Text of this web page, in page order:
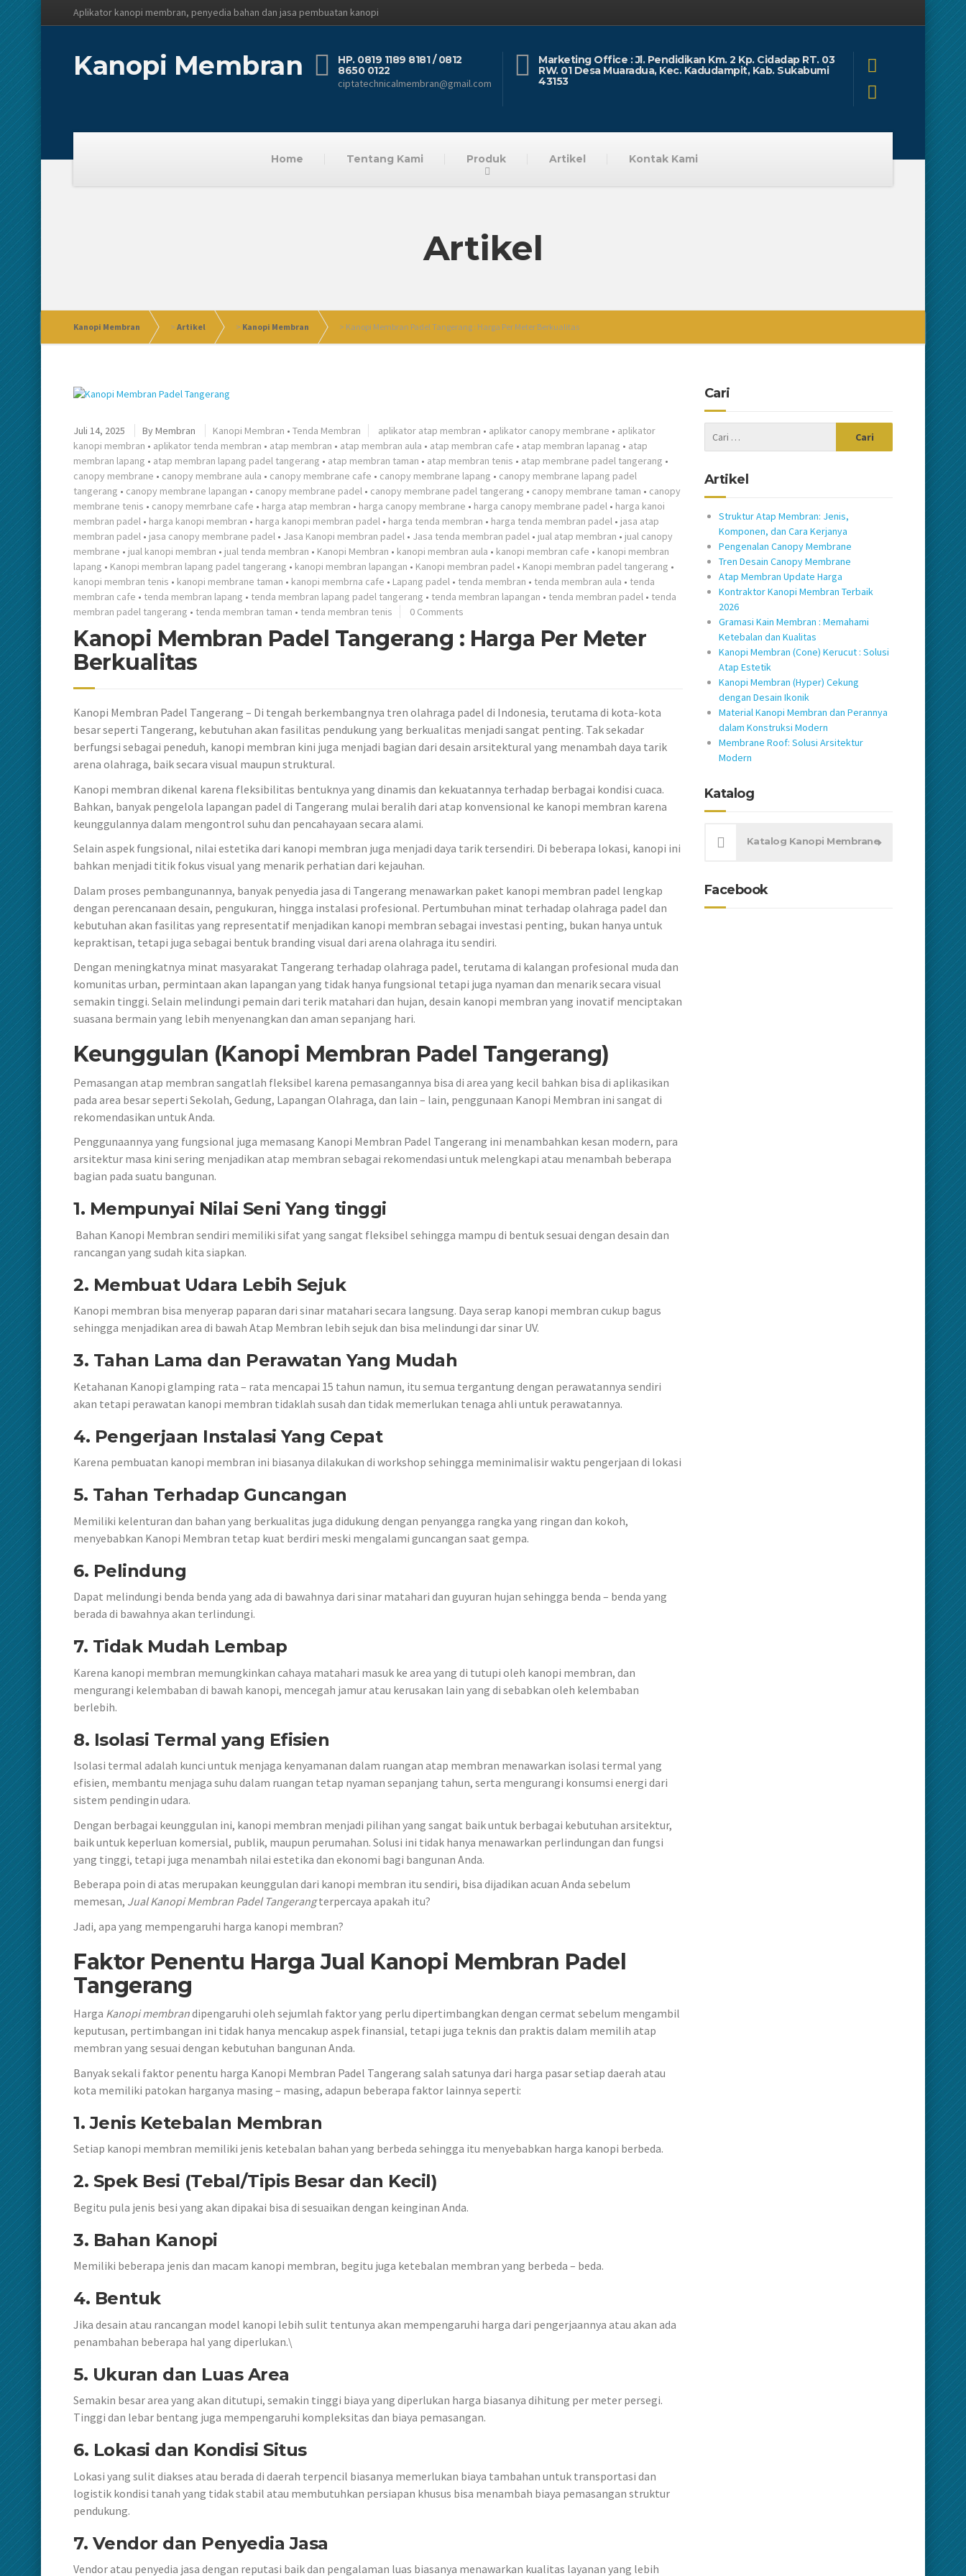
Aplikator kanopi membran, penyedia bahan dan jasa pembuatan kanopi
Kanopi Membran
HP. 0819 1189 8181 / 0812
8650 0122
ciptatechnicalmembran@gmail.com
Marketing Office : Jl. Pendidikan Km. 2 Kp. Cidadap RT. 03
RW. 01 Desa Muaradua, Kec. Kadudampit, Kab. Sukabumi
43153
Home Tentang Kami Produk Artikel Kontak Kami
Artikel
Kanopi Membran > Artikel > Kanopi Membran > Kanopi Membran Padel Tangerang : Harga Per Meter Berkualitas
Juli 14, 2025 ByMembran Kanopi Membran • Tenda Membran aplikator atap membran • aplikator canopy membrane • aplikator
kanopi membran • aplikator tenda membran • atap membran • atap membran aula • atap membran cafe • atap membran lapanag • atap
membran lapang • atap membran lapang padel tangerang • atap membran taman • atap membran tenis • atap membrane padel tangerang •
canopy membrane • canopy membrane aula • canopy membrane cafe • canopy membrane lapang • canopy membrane lapang padel
tangerang • canopy membrane lapangan • canopy membrane padel • canopy membrane padel tangerang • canopy membrane taman • canopy
membrane tenis • canopy memrbane cafe • harga atap membran • harga canopy membrane • harga canopy membrane padel • harga kanoi
membran padel • harga kanopi membran • harga kanopi membran padel • harga tenda membran • harga tenda membran padel • jasa atap
membran padel • jasa canopy membrane padel • Jasa Kanopi membran padel • Jasa tenda membran padel • jual atap membran • jual canopy
membrane • jual kanopi membran • jual tenda membran • Kanopi Membran • kanopi membran aula • kanopi membran cafe • kanopi membran
lapang • Kanopi membran lapang padel tangerang • kanopi membran lapangan • Kanopi membran padel • Kanopi membran padel tangerang •
kanopi membran tenis • kanopi membrane taman • kanopi membrna cafe • Lapang padel • tenda membran • tenda membran aula • tenda
membran cafe • tenda membran lapang • tenda membran lapang padel tangerang • tenda membran lapangan • tenda membran padel • tenda
membran padel tangerang • tenda membran taman • tenda membran tenis 0 Comments
Kanopi Membran Padel Tangerang : Harga Per Meter
Berkualitas
Kanopi Membran Padel Tangerang – Di tengah berkembangnya tren olahraga padel di Indonesia, terutama di kota-kota
besar seperti Tangerang, kebutuhan akan fasilitas pendukung yang berkualitas menjadi sangat penting. Tak sekadar
berfungsi sebagai peneduh, kanopi membran kini juga menjadi bagian dari desain arsitektural yang menambah daya tarik
arena olahraga, baik secara visual maupun struktural.
Kanopi membran dikenal karena fleksibilitas bentuknya yang dinamis dan kekuatannya terhadap berbagai kondisi cuaca.
Bahkan, banyak pengelola lapangan padel di Tangerang mulai beralih dari atap konvensional ke kanopi membran karena
keunggulannya dalam mengontrol suhu dan pencahayaan secara alami.
Selain aspek fungsional, nilai estetika dari kanopi membran juga menjadi daya tarik tersendiri. Di beberapa lokasi, kanopi ini
bahkan menjadi titik fokus visual yang menarik perhatian dari kejauhan.
Dalam proses pembangunannya, banyak penyedia jasa di Tangerang menawarkan paket kanopi membran padel lengkap
dengan perencanaan desain, pengukuran, hingga instalasi profesional. Pertumbuhan minat terhadap olahraga padel dan
kebutuhan akan fasilitas yang representatif menjadikan kanopi membran sebagai investasi penting, bukan hanya untuk
kepraktisan, tetapi juga sebagai bentuk branding visual dari arena olahraga itu sendiri.
Dengan meningkatnya minat masyarakat Tangerang terhadap olahraga padel, terutama di kalangan profesional muda dan
komunitas urban, permintaan akan lapangan yang tidak hanya fungsional tetapi juga nyaman dan menarik secara visual
semakin tinggi. Selain melindungi pemain dari terik matahari dan hujan, desain kanopi membran yang inovatif menciptakan
suasana bermain yang lebih menyenangkan dan aman sepanjang hari.
Keunggulan (Kanopi Membran Padel Tangerang)
Pemasangan atap membran sangatlah fleksibel karena pemasangannya bisa di area yang kecil bahkan bisa di aplikasikan
pada area besar seperti Sekolah, Gedung, Lapangan Olahraga, dan lain – lain, penggunaan Kanopi Membran ini sangat di
rekomendasikan untuk Anda.
Penggunaannya yang fungsional juga memasang Kanopi Membran Padel Tangerang ini menambahkan kesan modern, para
arsitektur masa kini sering menjadikan atap membran sebagai rekomendasi untuk melengkapi atau menambah beberapa
bagian pada suatu bangunan.
1. Mempunyai Nilai Seni Yang tinggi
Bahan Kanopi Membran sendiri memiliki sifat yang sangat fleksibel sehingga mampu di bentuk sesuai dengan desain dan
rancangan yang sudah kita siapkan.
2. Membuat Udara Lebih Sejuk
Kanopi membran bisa menyerap paparan dari sinar matahari secara langsung. Daya serap kanopi membran cukup bagus
sehingga menjadikan area di bawah Atap Membran lebih sejuk dan bisa melindungi dar sinar UV.
3. Tahan Lama dan Perawatan Yang Mudah
Ketahanan Kanopi glamping rata – rata mencapai 15 tahun namun, itu semua tergantung dengan perawatannya sendiri
akan tetapi perawatan kanopi membran tidaklah susah dan tidak memerlukan tenaga ahli untuk perawatannya.
4. Pengerjaan Instalasi Yang Cepat
Karena pembuatan kanopi membran ini biasanya dilakukan di workshop sehingga meminimalisir waktu pengerjaan di lokasi
5. Tahan Terhadap Guncangan
Memiliki kelenturan dan bahan yang berkualitas juga didukung dengan penyangga rangka yang ringan dan kokoh,
menyebabkan Kanopi Membran tetap kuat berdiri meski mengalami guncangan saat gempa.
6. Pelindung
Dapat melindungi benda benda yang ada di bawahnya dari sinar matahari dan guyuran hujan sehingga benda – benda yang
berada di bawahnya akan terlindungi.
7. Tidak Mudah Lembap
Karena kanopi membran memungkinkan cahaya matahari masuk ke area yang di tutupi oleh kanopi membran, dan
mengurangi kelembaban di bawah kanopi, mencegah jamur atau kerusakan lain yang di sebabkan oleh kelembaban
berlebih.
8. Isolasi Termal yang Efisien
Isolasi termal adalah kunci untuk menjaga kenyamanan dalam ruangan atap membran menawarkan isolasi termal yang
efisien, membantu menjaga suhu dalam ruangan tetap nyaman sepanjang tahun, serta mengurangi konsumsi energi dari
sistem pendingin udara.
Dengan berbagai keunggulan ini, kanopi membran menjadi pilihan yang sangat baik untuk berbagai kebutuhan arsitektur,
baik untuk keperluan komersial, publik, maupun perumahan. Solusi ini tidak hanya menawarkan perlindungan dan fungsi
yang tinggi, tetapi juga menambah nilai estetika dan ekonomi bagi bangunan Anda.
Beberapa poin di atas merupakan keunggulan dari kanopi membran itu sendiri, bisa dijadikan acuan Anda sebelum
memesan, Jual Kanopi Membran Padel Tangerangterpercaya apakah itu?
Jadi, apa yang mempengaruhi harga kanopi membran?
Faktor Penentu Harga Jual Kanopi Membran Padel
Tangerang
Harga Kanopi membrandipengaruhi oleh sejumlah faktor yang perlu dipertimbangkan dengan cermat sebelum mengambil
keputusan, pertimbangan ini tidak hanya mencakup aspek finansial, tetapi juga teknis dan praktis dalam memilih atap
membran yang sesuai dengan kebutuhan bangunan Anda.
Banyak sekali faktor penentu harga Kanopi Membran Padel Tangerang salah satunya dari harga pasar setiap daerah atau
kota memiliki patokan harganya masing – masing, adapun beberapa faktor lainnya seperti:
1. Jenis Ketebalan Membran
Setiap kanopi membran memiliki jenis ketebalan bahan yang berbeda sehingga itu menyebabkan harga kanopi berbeda.
2. Spek Besi (Tebal/Tipis Besar dan Kecil)
Begitu pula jenis besi yang akan dipakai bisa di sesuaikan dengan keinginan Anda.
3. Bahan Kanopi
Memiliki beberapa jenis dan macam kanopi membran, begitu juga ketebalan membran yang berbeda – beda.
4. Bentuk
Jika desain atau rancangan model kanopi lebih sulit tentunya akan mempengaruhi harga dari pengerjaannya atau akan ada
penambahan beberapa hal yang diperlukan.\
5. Ukuran dan Luas Area
Semakin besar area yang akan ditutupi, semakin tinggi biaya yang diperlukan harga biasanya dihitung per meter persegi.
Tinggi dan lebar bentang juga mempengaruhi kompleksitas dan biaya pemasangan.
6. Lokasi dan Kondisi Situs
Lokasi yang sulit diakses atau berada di daerah terpencil biasanya memerlukan biaya tambahan untuk transportasi dan
logistik kondisi tanah yang tidak stabil atau membutuhkan persiapan khusus bisa menambah biaya pemasangan struktur
pendukung.
7. Vendor dan Penyedia Jasa
Vendor atau penyedia jasa dengan reputasi baik dan pengalaman luas biasanya menawarkan kualitas layanan yang lebih
Cari
Artikel
Struktur Atap Membran: Jenis,
Komponen, dan Cara Kerjanya
Pengenalan Canopy Membrane
Tren Desain Canopy Membrane
Atap Membran Update Harga
Kontraktor Kanopi Membran Terbaik
2026
Gramasi Kain Membran : Memahami
Ketebalan dan Kualitas
Kanopi Membran (Cone) Kerucut : Solusi
Atap Estetik
Kanopi Membran (Hyper) Cekung
dengan Desain Ikonik
Material Kanopi Membran dan Perannya
dalam Konstruksi Modern
Membrane Roof: Solusi Arsitektur
Modern
Katalog
Katalog Kanopi Membrane
Facebook